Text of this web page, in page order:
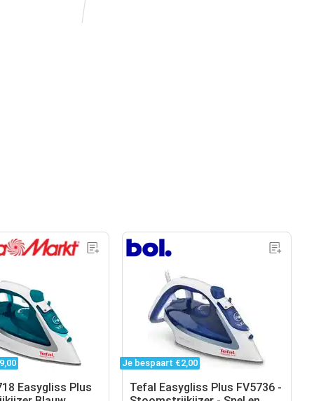
Easygliss Plus
Je bespaart €2,00
Tefal Easygliss Plus FV5736 -